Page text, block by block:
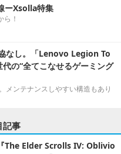
ーXsolla特集
！
なし。「Lenovo Legion To
の“全てこなせるゲーミング
メンテナンスしやすい構造もあり
記事
The Elder Scrolls IV: Oblivio